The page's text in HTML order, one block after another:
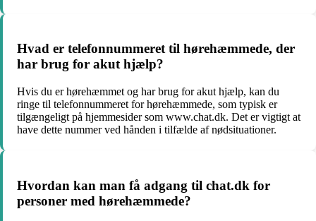
Hvad er telefonnummeret til hørehæmmede, der
har brug for akut hjælp?
Hvis du er hørehæmmet og har brug for akut hjælp, kan du
ringe til telefonnummeret for hørehæmmede, som typisk er
tilgængeligt på hjemmesider som www.chat.dk. Det er vigtigt at
have dette nummer ved hånden i tilfælde af nødsituationer.
Hvordan kan man få adgang til chat.dk for
personer med hørehæmmede?